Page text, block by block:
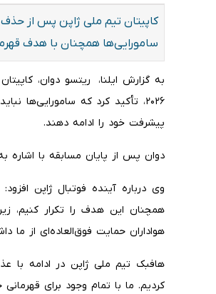
سامورایی‌ها همچنان با هدف
۲۰۲۶، تأکید کرد که
پیشرفت خود را ادامه دهند.
دوان پس از پایان مسابقه با اشاره
وی درباره آینده فوتبال ژاپن
همچنان این هدف را تکرار کنیم،
هواداران حمایت فوق‌العاده‌ای از
هافبک تیم ملی ژاپن در ادامه با
کردیم. ما با تمام وجود برای